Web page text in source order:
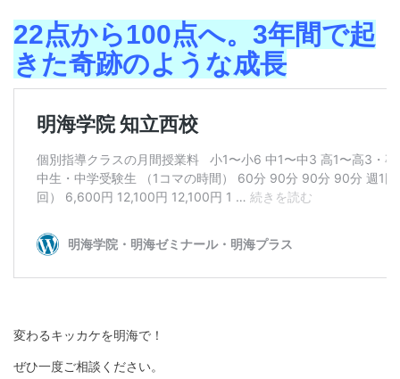
22点から100点へ。3年間で起
きた奇跡のような成長
変わるキッカケを明海で！
ぜひ一度ご相談ください。